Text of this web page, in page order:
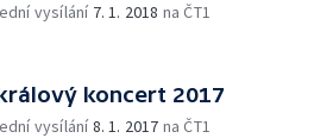
vysílání 7. 1. 2018 na ČT1
koncert 2017
vysílání8. 1. 2017 na ČT1